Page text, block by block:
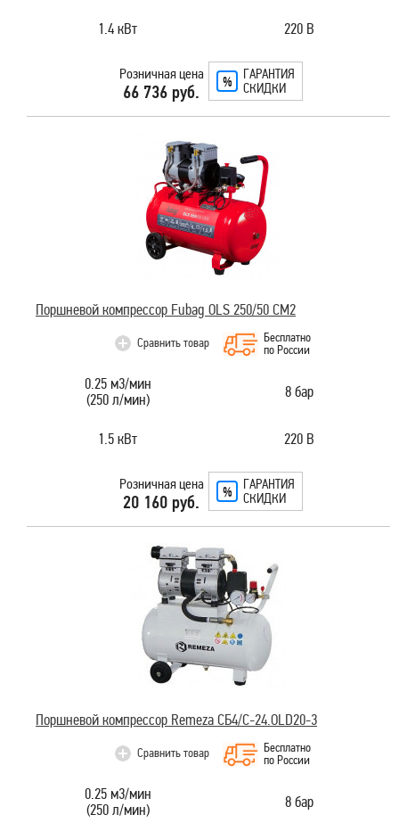
1.4 кВт 220 В
Розничная цена
66 736 руб.
ГАРАНТИЯ
СКИДКИ
Поршневой компрессор Fubag OLS 250/50 CM2
Сравнить товар
Бесплатно
по России
0.25 м3/мин
(250 л/мин)
8 бар
1.5 кВт 220 В
Розничная цена
20 160 руб.
ГАРАНТИЯ
СКИДКИ
Поршневой компрессор Remeza СБ4/C-24.OLD20-3
Сравнить товар
Бесплатно
по России
0.25 м3/мин
(250 л/мин)
8 бар